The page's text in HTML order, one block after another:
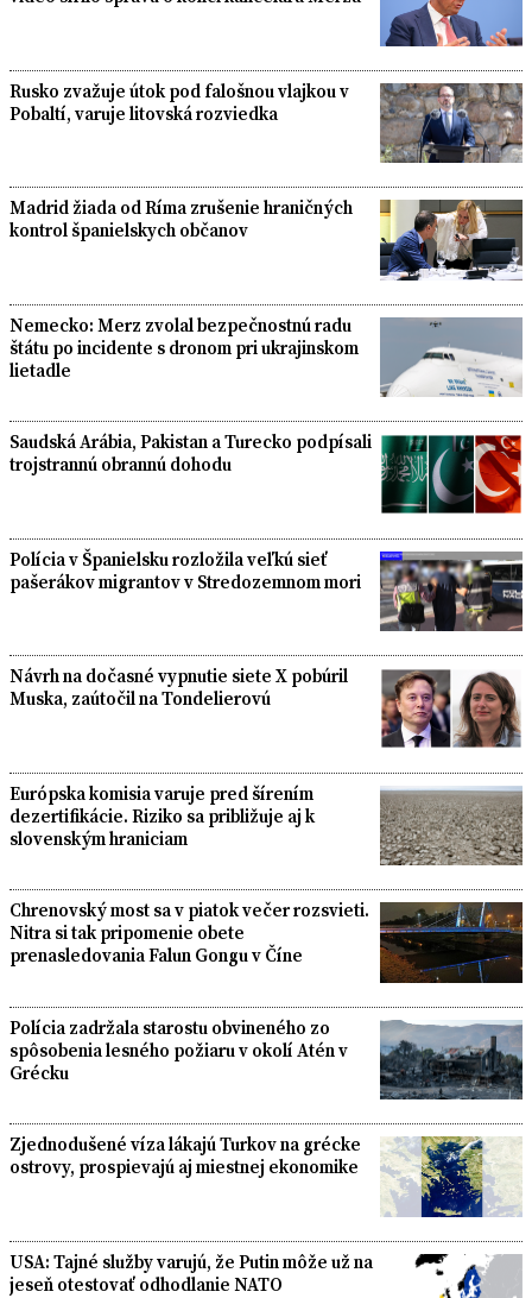
Rusko zvažuje útok pod falošnou vlajkou v
Pobaltí, varuje litovská rozviedka
Madrid žiada od Ríma zrušenie hraničných
kontrol španielskych občanov
Nemecko: Merz zvolal bezpečnostnú radu
štátu po incidente s dronom pri ukrajinskom
lietadle
Saudská Arábia, Pakistan a Turecko podpísali
trojstrannú obrannú dohodu
Polícia v Španielsku rozložila veľkú sieť
pašerákov migrantov v Stredozemnom mori
Návrh na dočasné vypnutie siete X pobúril
Muska, zaútočil na Tondelierovú
Európska komisia varuje pred šírením
dezertifikácie. Riziko sa približuje aj k
slovenským hraniciam
Chrenovský most sa v piatok večer rozsvieti.
Nitra si tak pripomenie obete
prenasledovania Falun Gongu v Číne
Polícia zadržala starostu obvineného zo
spôsobenia lesného požiaru v okolí Atén v
Grécku
Zjednodušené víza lákajú Turkov na grécke
ostrovy, prospievajú aj miestnej ekonomike
USA: Tajné služby varujú, že Putin môže už na
jeseň otestovať odhodlanie NATO